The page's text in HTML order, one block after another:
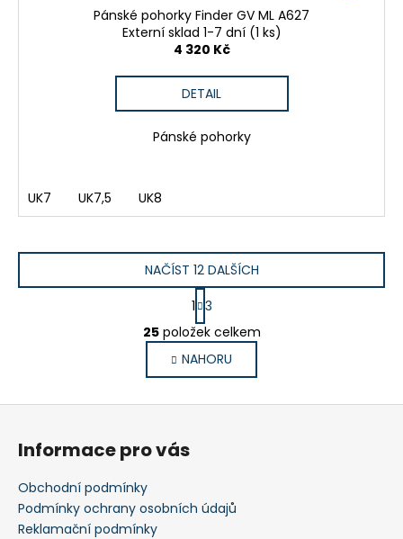
Pánské pohorky Finder GV ML A627
Externí sklad 1-7 dní (1 ks)
4 320 Kč
DETAIL
Pánské pohorky
UK7 UK7,5 UK8
O
v
l
á
d
r
v
NAČÍST 12 DALŠÍCH
S
t
r
á
n
k
1 3
25položek celkem
NAHORU
Z
Informace pro vás
Obchodní podmínky
Podmínky ochrany osobních údajů
Reklamační podmínky